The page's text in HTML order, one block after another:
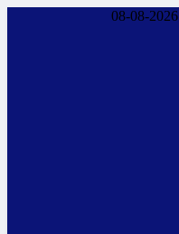
2026-08-08